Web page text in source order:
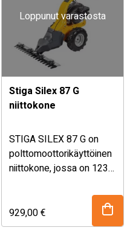
Loppunut varastosta
Stiga Silex 87 G
niittokone
STIGA SILEX 87 G on
polttomoottorikäyttöinen
niittokone, jossa on 123
leikkuukorkeudella 20
mm (Ei säädettävä).
929,00€